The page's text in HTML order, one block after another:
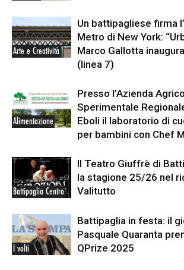
Arte e Creatività
Un battipagliese firma
Metro di New York:
Marco Gallotta
(linea 7)
Alimentazione
Presso l’Azienda
Sperimentale
Eboli il laboratorio di
per bambini con Chef
Battipaglia Centro
Il Teatro Giuffrè di
la stagione 25/26 nel
Valitutto
I volti
Battipaglia in festa: il
Pasquale Quaranta
QPrize 2025